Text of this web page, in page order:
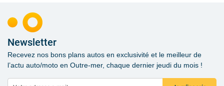
Newsletter
Recevez nos bons plans autos en exclusivité et le meilleur de
l’actu auto/moto en Outre-mer, chaque dernier jeudi du mois !